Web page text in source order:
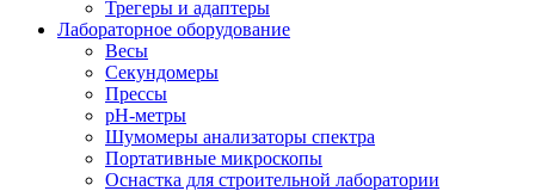
Трегеры и адаптеры
Лабораторное оборудование
Весы
Секундомеры
Прессы
pH-метры
Шумомеры анализаторы спектра
Портативные микроскопы
Оснастка для строительной лаборатории